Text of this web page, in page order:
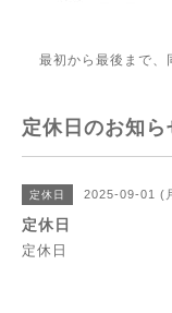
最初から最後まで、
定休日のお知ら
定休日 2025-09-01 (
定休日
定休日